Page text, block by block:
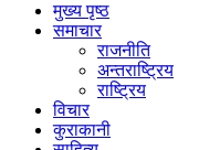
मुख्य पृष्ठ
समाचार
राजनीति
अन्तराष्ट्रिय
राष्ट्रिय
विचार
कुराकानी